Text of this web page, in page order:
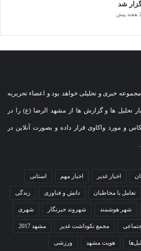
شد
2 هفته پیش
خبری و تحلیلی خواهد بود و اعضاء تحریریه
تحلیل ها و گزارش ها از مشهد الرضا (ع) را در
و مورد واکاوی قرار داده و بصورت آنلاین در
اخبار غدیر اخبار مهم استانی
تعامل با مخاطبان دانش و فناوری زندگی
شهر هوشمند شهروند خبرنگار شهری
مجمع نکوداشت غدیر مشهد 2017
هویت مشهد ورزشی